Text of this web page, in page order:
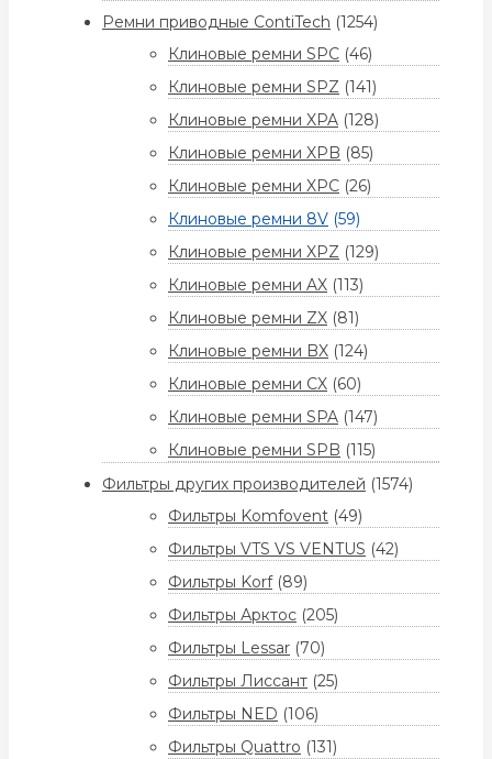
Ремни приводные ContiTech (1254)
Клиновые ремни SPC (46)
Клиновые ремни SPZ (141)
Клиновые ремни XPA (128)
Клиновые ремни XPB (85)
Клиновые ремни XPC (26)
Клиновые ремни 8V (59)
Клиновые ремни XPZ (129)
Клиновые ремни AX (113)
Клиновые ремни ZX (81)
Клиновые ремни BX (124)
Клиновые ремни CX (60)
Клиновые ремни SPA (147)
Клиновые ремни SPB (115)
Фильтры других производителей (1574)
Фильтры Komfovent (49)
Фильтры VTS VS VENTUS (42)
Фильтры Korf (89)
Фильтры Арктос (205)
Фильтры Lessar (70)
Фильтры Лиссант (25)
Фильтры NED (106)
Фильтры Quattro (131)